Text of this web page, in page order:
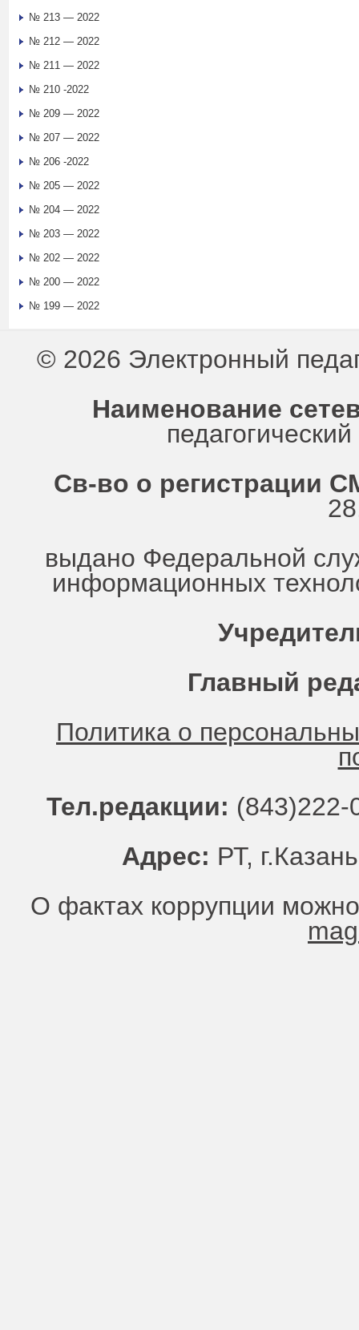
№ 213 — 2022
№ 212 — 2022
№ 211 — 2022
№ 210 -2022
№ 209 — 2022
№ 207 — 2022
№ 206 -2022
№ 205 — 2022
№ 204 — 2022
№ 203 — 2022
№ 202 — 2022
№ 200 — 2022
№ 199 — 2022
© 2026 Электронный
Наименование
Св-во о регистрации
выдано Федеральной
информационных
Главный
Политика о
Тел.редакции:
Адрес: РТ,
О фактах коррупции